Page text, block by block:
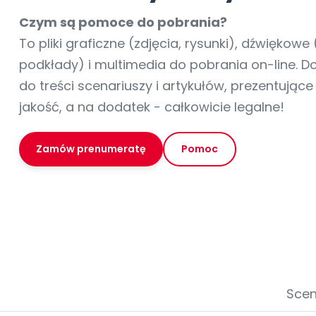
+48 12 631 04 10
kontakt@blizejprzedszkola.pl
O miesięczniku
Wydanie
O Akademii
Akademia
Testuj przez 7 dni
E-
∞Pakiet
Pełen
Czym są pomoce do pobrania?
To pliki graficzne (zdjęcia, rysunki), dźwiękowe
podkłady) i multimedia do pobrania on-line.
do treści scenariuszy i artykułów,
jakość, a na dodatek - całkowicie legalne!
Zamów prenumeratę Pomoc